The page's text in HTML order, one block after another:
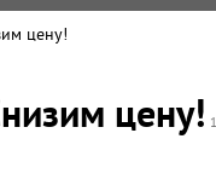
цену!
цену!